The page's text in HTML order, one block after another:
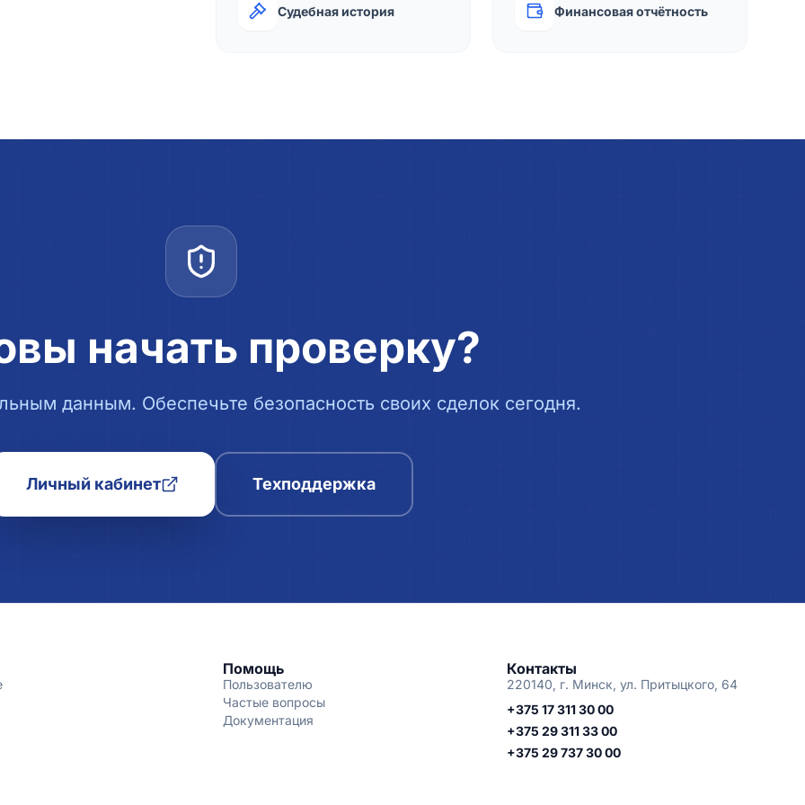
Судебная история Финансовая отчётность
начать проверку?
данным. Обеспечьте безопасность своих сделок сегодня.
Личный кабинет Техподдержка
Помощь
Пользователю
Частые вопросы
Документация
Контакты
220140, г. Минск, ул. Притыцкого, 64
+375 17 311 30 00
+375 29 311 33 00
+375 29 737 30 00